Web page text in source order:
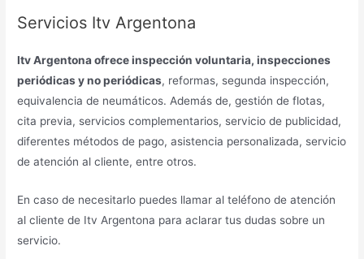
Servicios Itv Argentona
Itv Argentona ofrece inspección voluntaria, inspecciones
periódicas y no periódicas, reformas, segunda inspección,
equivalencia de neumáticos. Además de, gestión de flotas,
cita previa, servicios complementarios, servicio de publicidad,
diferentes métodos de pago, asistencia personalizada, servicio
de atención al cliente, entre otros.
En caso de necesitarlo puedes llamar al teléfono de atención
al cliente de Itv Argentona para aclarar tus dudas sobre un
servicio.